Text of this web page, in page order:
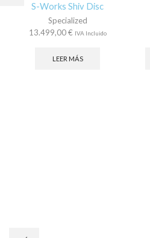
S-Works Shiv Disc
Specialized
13.499,00€ IVA Incluido
LEER MÁS